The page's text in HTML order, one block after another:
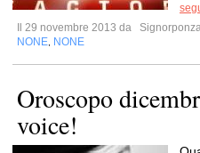
Il 29 novembre 2013 da
NONE NONE
Oroscopo
voice!